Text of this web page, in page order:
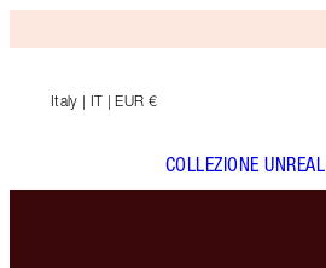
Italy | IT | EUR €
COLLEZIONE UNREAL